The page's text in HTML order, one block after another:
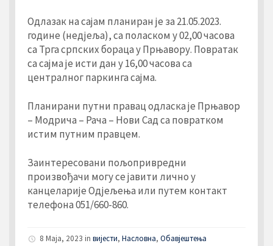
Одлазак на сајам планиран је за 21.05.2023.
године (недјеља), са поласком у 02,00 часова
са Трга српских бораца у Прњавору. Повратак
са сајма је исти дан у 16,00 часова са
централног паркинга сајма.
Планирани путни правац одласка је Прњавор
– Модрича – Рача – Нови Сад са повратком
истим путним правцем.
Заинтересовани пољопривредни
произвођачи могу се јавити лично у
канцеларије Одјељења или путем контакт
телефона 051/660-860.
8 Maja, 2023 in вијести, Насловна, Обавјештења